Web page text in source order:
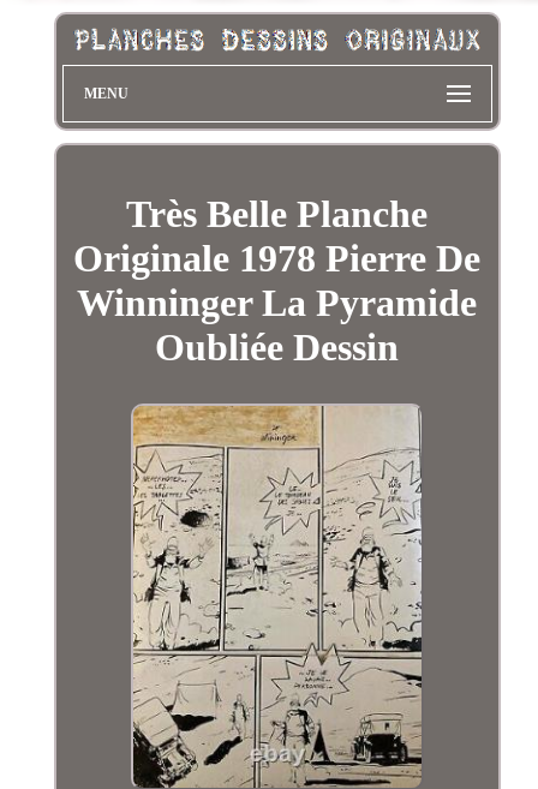
MENU
Très Belle Planche
Originale 1978 Pierre De
Winninger La Pyramide
Oubliée Dessin